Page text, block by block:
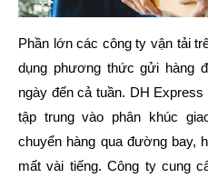
Phần lớn các công ty vận tải
dụng phương thức gửi hàng
ngày đến cả tuần. DH
tập trung vào phân khúc
chuyển hàng qua đường bay,
mất vài tiếng. Công ty cung